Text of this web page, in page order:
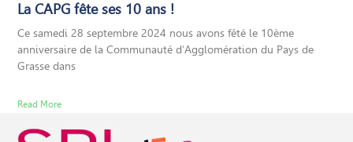
La CAPG fête ses 10 ans !
Ce samedi 28 septembre 2024 nous avons fêté le 10ème
anniversaire de la Communauté d’Agglomération du Pays de
Grasse dans
Read More